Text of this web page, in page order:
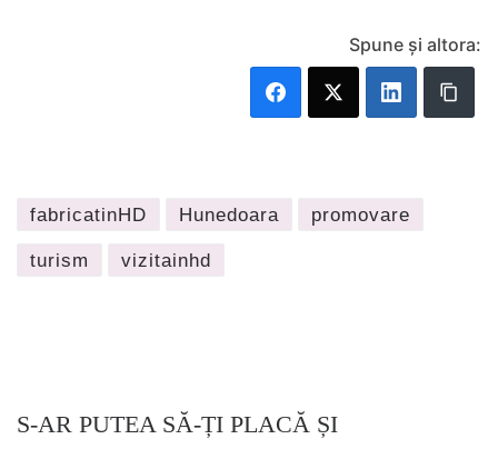
Spune și altora:
fabricatinHD Hunedoara promovare
turism vizitainhd
S-AR PUTEA SĂ-ȚI PLACĂ ȘI